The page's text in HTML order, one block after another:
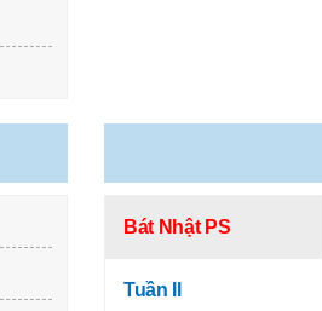
Bát Nhật PS
Tuần II